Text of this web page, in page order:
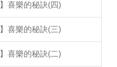
喜樂的秘訣(四)
喜樂的秘訣(三)
喜樂的秘訣(二)